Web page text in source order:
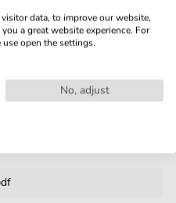
data, to improve our website,
a great website experience. For
open the settings.
No, adjust